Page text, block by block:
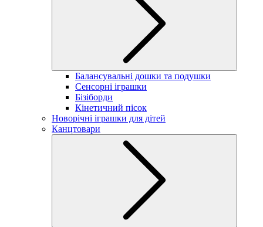
Балансувальні дошки та подушки
Сенсорні іграшки
Бізіборди
Кінетичний пісок
Новорічні іграшки для дітей
Канцтовари